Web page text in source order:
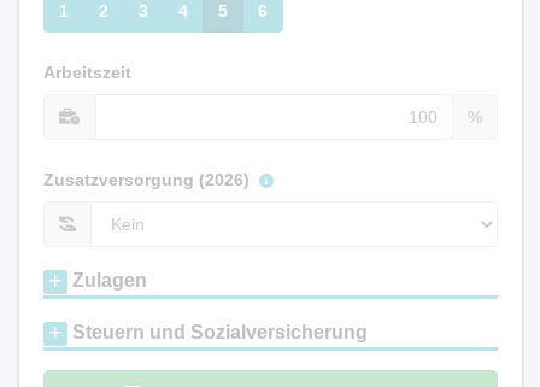
1 2 3 4 5 6
Arbeitszeit
%
Zusatzversorgung (2026)
Zulagen
Steuern und Sozialversicherung